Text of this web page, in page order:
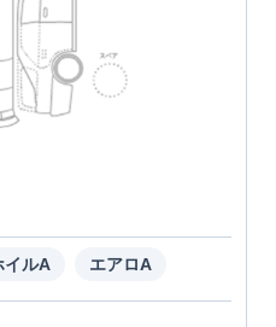
イルA エアロA